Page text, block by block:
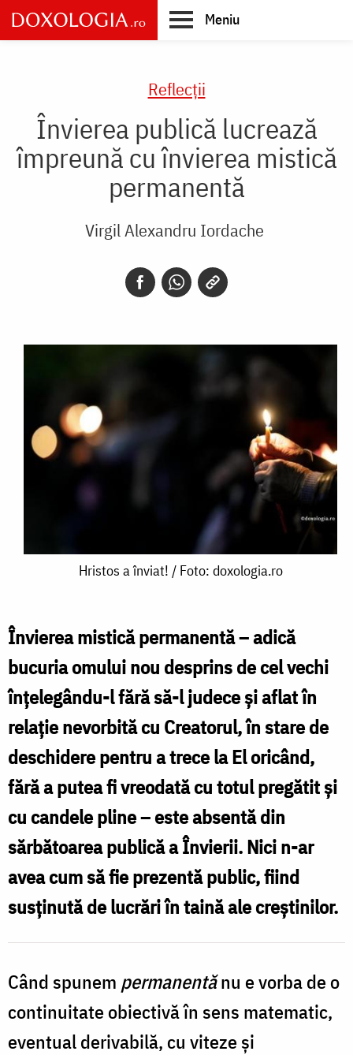
Skip
to
main
Meniu
Reflecții
Învierea publică lucrează
împreună cu învierea mistică
permanentă
Virgil Alexandru Iordache
/
Foto:
doxologia.ro
Hristos a înviat! / Foto: doxologia.ro
Învierea mistică permanentă – adică
bucuria omului nou desprins de cel vechi
înțelegându-l fără să-l judece și aflat în
relație nevorbită cu Creatorul, în stare de
deschidere pentru a trece la El oricând,
fără a putea fi vreodată cu totul pregătit și
cu candele pline – este absentă din
sărbătoarea publică a Învierii. Nici n-ar
avea cum să fie prezentă public, fiind
susținută de lucrări în taină ale creștinilor.
Când spunem permanentănu e vorba de o
continuitate obiectivă în sens matematic,
eventual derivabilă, cu viteze și